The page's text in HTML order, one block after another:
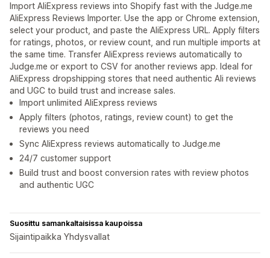
Import AliExpress reviews into Shopify fast with the Judge.me
AliExpress Reviews Importer. Use the app or Chrome extension,
select your product, and paste the AliExpress URL. Apply filters
for ratings, photos, or review count, and run multiple imports at
the same time. Transfer AliExpress reviews automatically to
Judge.me or export to CSV for another reviews app. Ideal for
AliExpress dropshipping stores that need authentic Ali reviews
and UGC to build trust and increase sales.
Import unlimited AliExpress reviews
Apply filters (photos, ratings, review count) to get the
reviews you need
Sync AliExpress reviews automatically to Judge.me
24/7 customer support
Build trust and boost conversion rates with review photos
and authentic UGC
Suosittu samankaltaisissa kaupoissa
Sijaintipaikka Yhdysvallat